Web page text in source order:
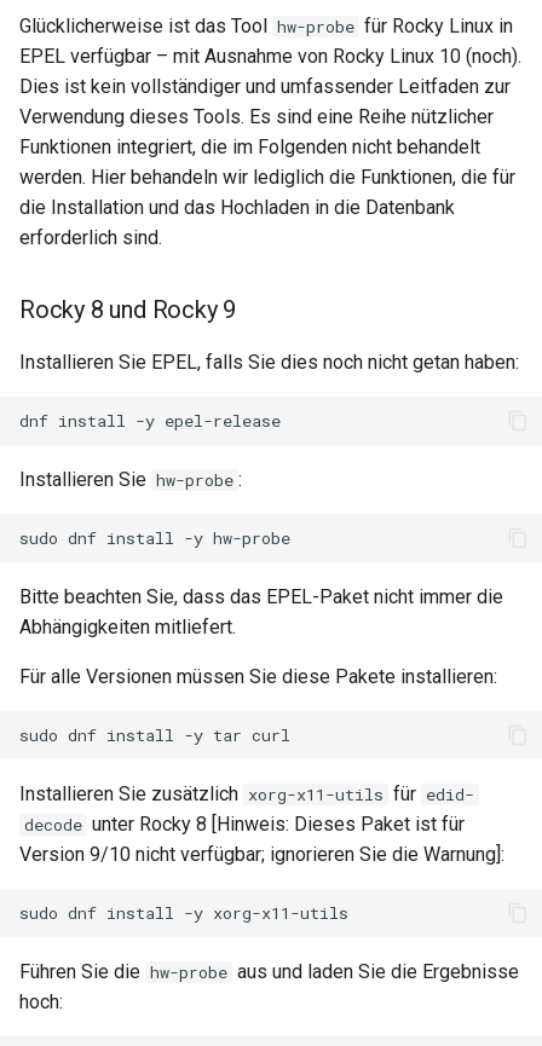
Services
QA:Testcase RDP Graphics
Mode
QA:Testcase Media Repo
Compare
Mode
QA:Testcase Vagrant Images
Glücklicherweise ist das Tool hw-probe für Rocky Linux in
EPEL verfügbar – mit Ausnahme von Rocky Linux 10 (noch).
Dies ist kein vollständiger und umfassender Leitfaden zur
Verwendung dieses Tools. Es sind eine Reihe nützlicher
Funktionen integriert, die im Folgenden nicht behandelt
werden. Hier behandeln wir lediglich die Funktionen, die für
die Installation und das Hochladen in die Datenbank
erforderlich sind.
Rocky 8 und Rocky 9
Installieren Sie EPEL, falls Sie dies noch nicht getan haben:
dnf install -y
Installieren Sie hw-probe :
sudo dnf install -y
Bitte beachten Sie, dass das EPEL-Paket nicht immer die
Abhängigkeiten mitliefert.
Für alle Versionen müssen Sie diese Pakete installieren:
sudo dnf install -y tar
Installieren Sie zusätzlich xorg-x11-utils für edid-
decode unter Rocky 8 [Hinweis: Dieses Paket ist für
Version 9/10 nicht verfügbar; ignorieren Sie die Warnung]:
sudo dnf install -y
Führen Sie die hw-probe aus und laden Sie die Ergebnisse
hoch: